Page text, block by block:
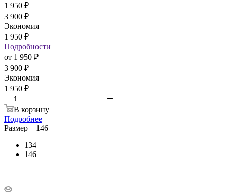
1 950 ₽
3 900 ₽
Экономия
1 950 ₽
Подробности
от 1 950 ₽
3 900 ₽
Экономия
1 950 ₽
В корзину
Подробнее
Размер—146
134
146